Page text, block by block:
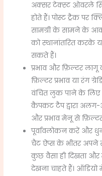
अक्सर टेक्स्ट ओवरले
होते हैं। पोस्ट ट्रैक पर
सामग्री के सामने के
को स्थानांतरित करके
सकते हैं।
प्रभाव और फ़िल्टर
फ़िल्टर प्रभाव या रंग
वंचित लुक पाने के लिए
कैपकट टैप द्वारा
और प्रभाव मेनू से
पूर्वावलोकन करें और
चैट ऐप्स के भीतर अपने
कुछ वैसा ही दिखता और
देखना चाहते हैं।